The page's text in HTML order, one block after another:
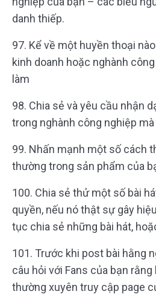
danh thiếp.
97. Kể về một huyền thoại
kinh doanh hoặc nghành
làm
98. Chia sẻ và yêu cầu nhận
trong nghành công nghiệp
99. Nhấn mạnh một số cách
thường trong sản phẩm của
100. Chia sẻ thử một số bài
quyền, nếu nó thật sự gây
tục chia sẻ những bài hát,
101. Trước khi post bài hằng
câu hỏi với Fans của bạn rằng
thường xuyên truy cập page